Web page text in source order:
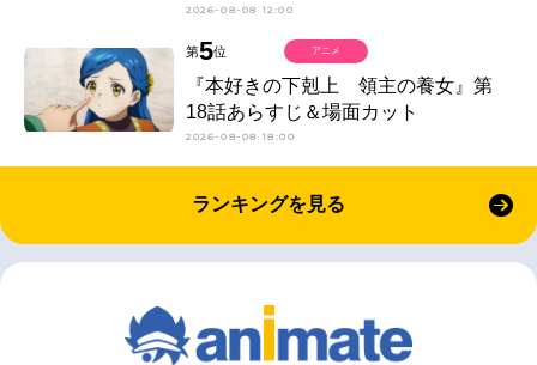
2026-08-08 12:00
第5位
『本好きの下剋上 領主の養女』第
18話あらすじ＆場面カット
2026-08-08 18:00
アニメ
ランキングを見る